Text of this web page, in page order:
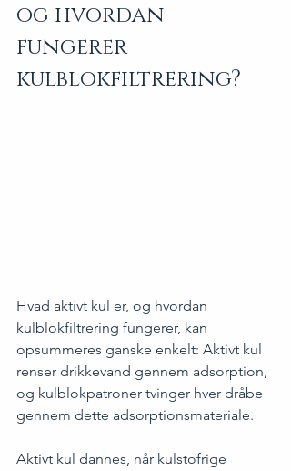
og hvordan
fungerer
kulblokfiltrering?
Hvad aktivt kul er, og hvordan
kulblokfiltrering fungerer, kan
opsummeres ganske enkelt: Aktivt kul
renser drikkevand gennem adsorption,
og kulblokpatroner tvinger hver dråbe
gennem dette adsorptionsmateriale.
Aktivt kul dannes, når kulstofrige